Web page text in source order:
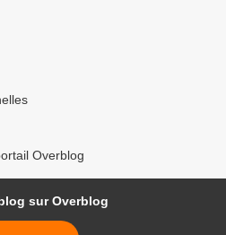
Overblog
sur Overblog